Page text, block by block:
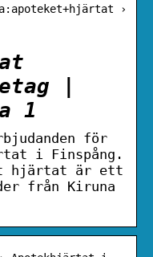
›
|
1
för
i Finspång.
hjärtat är ett
från Kiruna